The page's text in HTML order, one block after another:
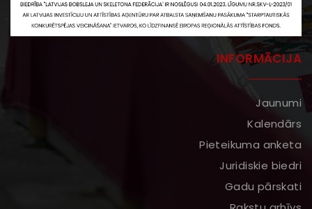
INFORMĀCIJA
Jaunumi
Kalendārs
Pieteikuma anketa
Juridiskie biedri
Gadu pārskati